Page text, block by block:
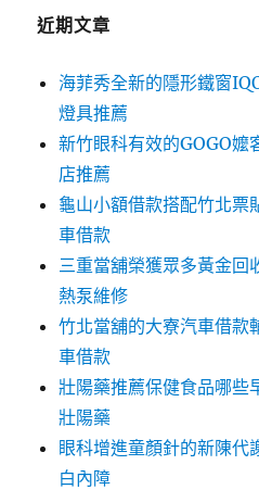
近期文章
海菲秀全新的隱形鐵窗
燈具推薦
新竹眼科有效的GOGO嬤
店推薦
龜山小額借款搭配竹北票
車借款
三重當舖榮獲眾多黃金回
熱泵維修
竹北當舖的大寮汽車借款
車借款
壯陽藥推薦保健食品哪些
壯陽藥
眼科增進童顏針的新陳
白內障